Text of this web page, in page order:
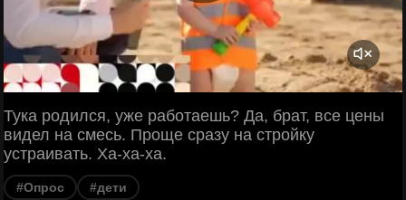
Тука родился, уже работаешь? Да, брат, все цены
видел на смесь. Проще сразу на стройку
устраивать. Ха-ха-ха.
#Опрос #дети